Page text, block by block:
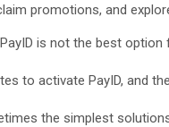
promotions, and
is not the best
to activate PayID, and
the simplest